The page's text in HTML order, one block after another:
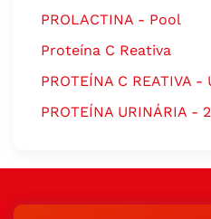
PROLACTINA - Pool
Proteína C Reativa
PROTEÍNA C REATIVA
PROTEÍNA URINÁRIA -